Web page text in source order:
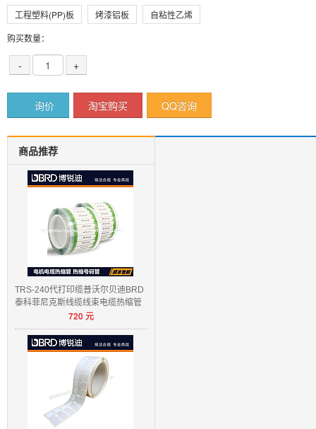
工程塑料(PP)板
烤漆铝板
自粘性乙烯
购买数量：
- +
询价 淘宝购买 QQ咨询
商品推荐
TRS-240代打印缆普沃尔贝迪BRD
泰科菲尼克斯线缆线束电缆热缩管
720元